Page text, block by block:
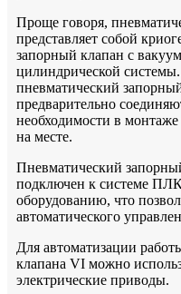
Проще говоря,
представляет собой
запорный клапан с
цилиндрической
пневматический
предварительно
необходимости в
на месте.
Пневматический
подключен к системе
оборудованию, что
автоматического
Для автоматизации
клапана VI можно
электрические приводы.